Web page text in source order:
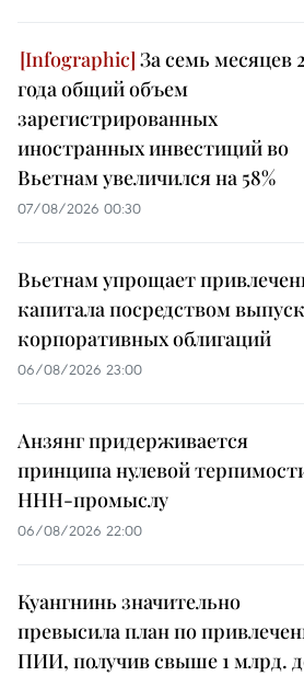
За семь месяцев
года общий объем
зарегистрированных
иностранных инвестиций во
Вьетнам увеличился на 58%
07/08/2026 00:30
Вьетнам упрощает
капитала посредством
корпоративных облигаций
06/08/2026 23:00
Анзянг придерживается
принципа нулевой
ННН-промыслу
06/08/2026 22:00
Куангнинь значительно
превысила план по
ПИИ, получив свыше 1 млрд.